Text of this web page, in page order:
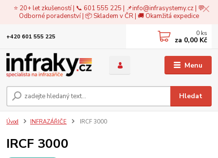
⭐ 20+ let zkušeností | 📞 601 555 225 | 📌info@infrasystemy.cz| 💬
Odborné poradenství | 📦 Skladem v ČR | 🚚 Okamžitá expedice
Menu
Hledat
+420 601 555 225 0 ks
za 0,00 Kč
Úvod INFRAZÁŘIČE IRCF 3000
IRCF 3000